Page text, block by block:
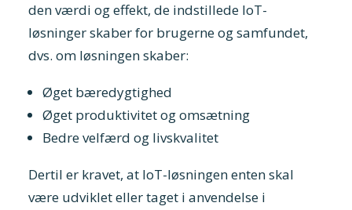
den værdi og effekt, de indstillede IoT-
løsninger skaber for brugerne og samfundet,
dvs. om løsningen skaber:
Øget bæredygtighed
Øget produktivitet og omsætning
Bedre velfærd og livskvalitet
Dertil er kravet, at IoT-løsningen enten skal
være udviklet eller taget i anvendelse i